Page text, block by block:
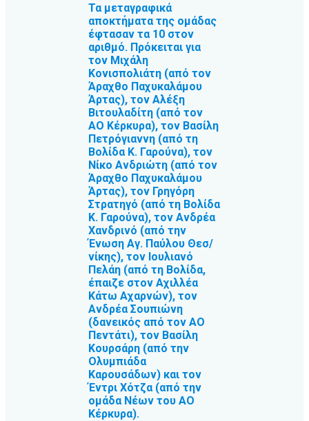
Τα μεταγραφικά
αποκτήματα της ομάδας
έφτασαν τα 10 στον
αριθμό. Πρόκειται για
τον Μιχάλη
Κονισπολιάτη (από τον
Άραχθο Παχυκαλάμου
Άρτας), τον Αλέξη
Βιτουλαδίτη (από τον
ΑΟ Κέρκυρα), τον Βασίλη
Πετρόγιαννη (από τη
Βολίδα Κ. Γαρούνα), τον
Νίκο Ανδριώτη (από τον
Άραχθο Παχυκαλάμου
Άρτας), τον Γρηγόρη
Στρατηγό (από τη Βολίδα
Κ. Γαρούνα), τον Ανδρέα
Χανδρινό (από την
Ένωση Αγ. Παύλου Θεσ/
νίκης), τον Ιουλιανό
Πελάη (από τη Βολίδα,
έπαιζε στον Αχιλλέα
Κάτω Αχαρνών), τον
Ανδρέα Σουπιώνη
(δανεικός από τον ΑΟ
Πεντάτι), τον Βασίλη
Κουρσάρη (από την
Ολυμπιάδα
Καρουσάδων) και τον
Έντρι Χότζα (από την
ομάδα Νέων του ΑΟ
Κέρκυρα).